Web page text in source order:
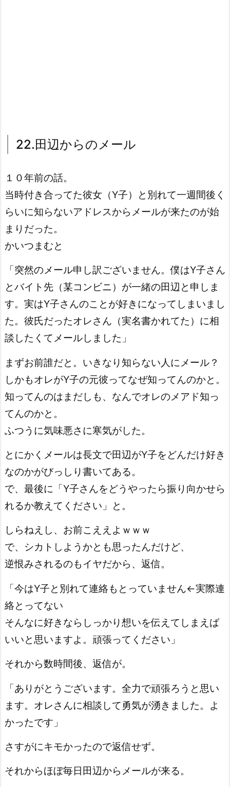
22.田辺からのメール
１０年前の話。
当時付き合ってた彼女（Y子）と別れて一週間後く
らいに知らないアドレスからメールが来たのが始
まりだった。
かいつまむと
「突然のメール申し訳ございません。僕はY子さん
とバイト先（某コンビニ）が一緒の田辺と申しま
す。実はY子さんのことが好きになってしまいまし
た。彼氏だったオレさん（実名書かれてた）に相
談したくてメールしました」
まずお前誰だと。いきなり知らない人にメール？
しかもオレがY子の元彼ってなぜ知ってんのかと。
知ってんのはまだしも、なんでオレのメアド知っ
てんのかと。
ふつうに気味悪さに寒気がした。
とにかくメールは長文で田辺がY子をどんだけ好き
なのかがびっしり書いてある。
で、最後に「Y子さんをどうやったら振り向かせら
れるか教えてください」と。
しらねえし、お前こええよｗｗｗ
で、シカトしようかとも思ったんだけど、
逆恨みされるのもイヤだから、返信。
「今はY子と別れて連絡もとっていません←実際連
絡とってない
そんなに好きならしっかり想いを伝えてしまえば
いいと思いますよ。頑張ってください」
それから数時間後、返信が。
「ありがとうございます。全力で頑張ろうと思い
ます。オレさんに相談して勇気が湧きました。よ
かったです」
さすがにキモかったので返信せず。
それからほぼ毎日田辺からメールが来る。